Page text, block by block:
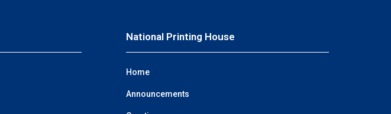
National Printing House
Home
Announcements